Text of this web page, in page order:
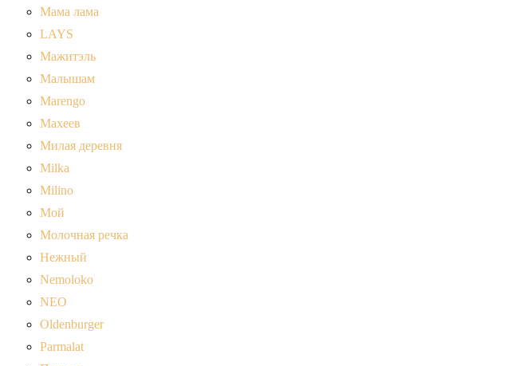
Мама лама
LAYS
Мажитэль
Малышам
Marengo
Махеев
Милая деревня
Milka
Milino
Мой
Молочная речка
Нежный
Nemoloko
NEO
Oldenburger
Parmalat